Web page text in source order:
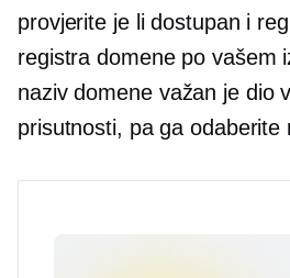
provjerite je li dostupan i
registra domene po vašem
naziv domene važan je dio
prisutnosti, pa ga odaberite